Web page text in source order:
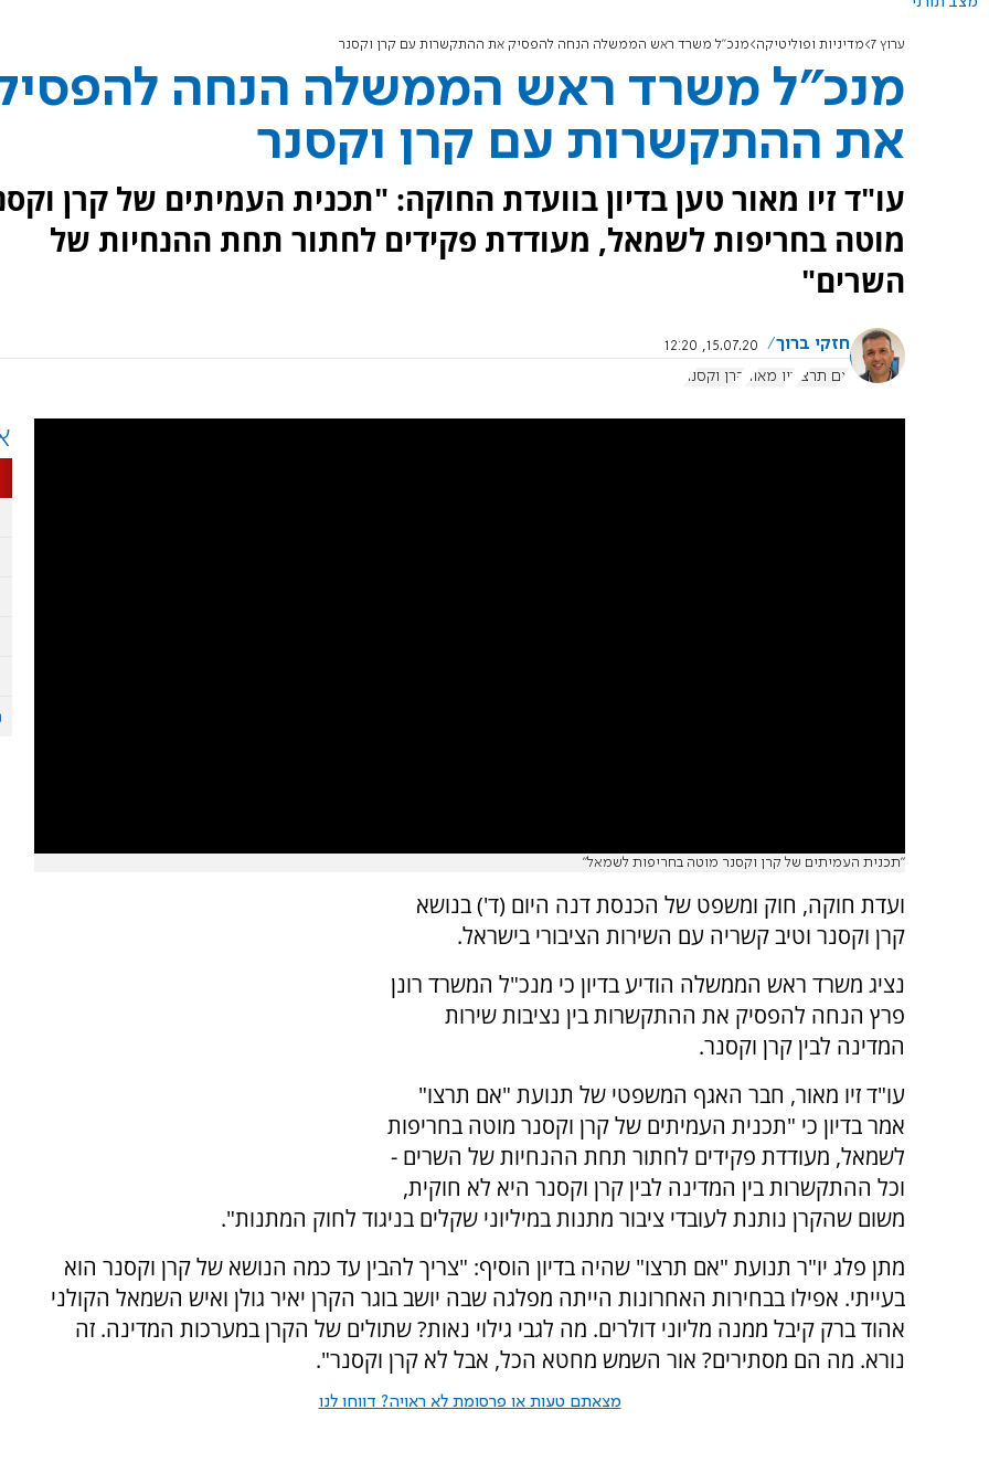
ערוץ 7 מדיניות ופוליטיקה מנכ"ל משרד ראש הממשלה הנחה להפסיק את ההתקשרות עם קרן וקסנר
מנכ"ל משרד ראש הממשלה הנחה
את ההתקשרות עם קרן וקסנר
עו"ד זיו מאור טען בדיון בוועדת החוקה: "תכנית העמיתים של קרן
מוטה בחריפות לשמאל, מעודדת פקידים לחתור תחת ההנחיות של
השרים"
חזקי ברוך
15.07.20, 12:20
אם תרצו זיו מאור קרן וקסנר
"תכנית העמיתים של קרן וקסנר מוטה בחריפות לשמאל"
ועדת חוקה, חוק ומשפט של הכנסת דנה היום (ד') בנושא
קרן וקסנר וטיב קשריה עם השירות הציבורי בישראל.
נציג משרד ראש הממשלה הודיע בדיון כי מנכ"ל המשרד רונן
פרץ הנחה להפסיק את ההתקשרות בין נציבות שירות
המדינה לבין קרן וקסנר.
עו"ד זיו מאור, חבר האגף המשפטי של תנועת "אם תרצו"
אמר בדיון כי "תכנית העמיתים של קרן וקסנר מוטה בחריפות
לשמאל, מעודדת פקידים לחתור תחת ההנחיות של השרים -
וכל ההתקשרות בין המדינה לבין קרן וקסנר היא לא חוקית,
משום שהקרן נותנת לעובדי ציבור מתנות במיליוני שקלים בניגוד לחוק המתנות".
מתן פלג יו"ר תנועת "אם תרצו" שהיה בדיון הוסיף: "צריך להבין עד כמה הנושא של קרן וקסנר הוא
בעייתי. אפילו בבחירות האחרונות הייתה מפלגה שבה יושב בוגר הקרן יאיר גולן ואיש השמאל הקולני
אהוד ברק קיבל ממנה מליוני דולרים. מה לגבי גילוי נאות? שתולים של הקרן במערכות המדינה. זה
נורא. מה הם מסתירים? אור השמש מחטא הכל, אבל לא קרן וקסנר".
מצאתם טעות או פרסומת לא ראויה? דווחו לנו